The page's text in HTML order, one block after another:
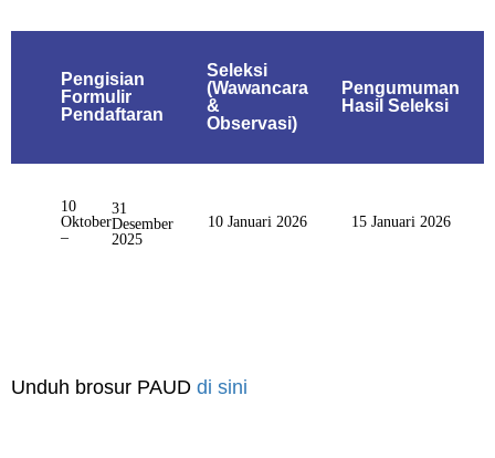
Pengisian
Formulir
Pendaftaran
Seleksi
(Wawancara
&
Observasi)
Pengumuman
Hasil Seleksi
10
Oktober
–
31
Desember
2025
10 Januari 2026 15 Januari 2026
Unduh brosur PAUD di sini